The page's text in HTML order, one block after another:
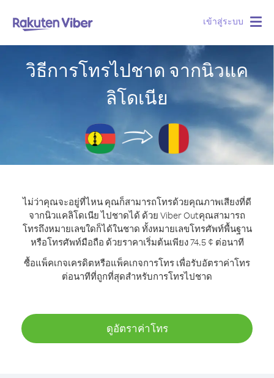
เข้าสู่ระบบ
วิธีการโทรไปชาด จากนิวแค
ลิโดเนีย
ไม่ว่าคุณจะอยู่ที่ไหน คุณก็สามารถโทรด้วยคุณภาพเสียงที่ดี
จากนิวแคลิโดเนีย ไปชาดได้ ด้วย Viber Outคุณสามารถ
โทรถึงหมายเลขใดก็ได้ในชาด ทั้งหมายเลขโทรศัพท์พื้นฐาน
หรือโทรศัพท์มือถือ ด้วยราคาเริ่มต้นเพียง 74.5 ¢ ต่อนาที
ซื้อแพ็คเกจเครดิตหรือแพ็คเกจการโทร เพื่อรับอัตราค่าโทร
ต่อนาทีที่ถูกที่สุดสำหรับการโทรไปชาด
ดูอัตราค่าโทร